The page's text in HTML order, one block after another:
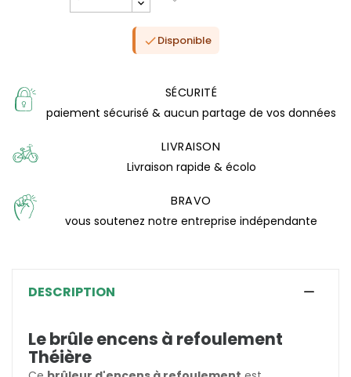
Disponible
SÉCURITÉ
paiement sécurisé & aucun partage de vos données
LIVRAISON
Livraison rapide & écolo
BRAVO
vous soutenez notre entreprise indépendante
DESCRIPTION
Le brûle encens à refoulement
Théière